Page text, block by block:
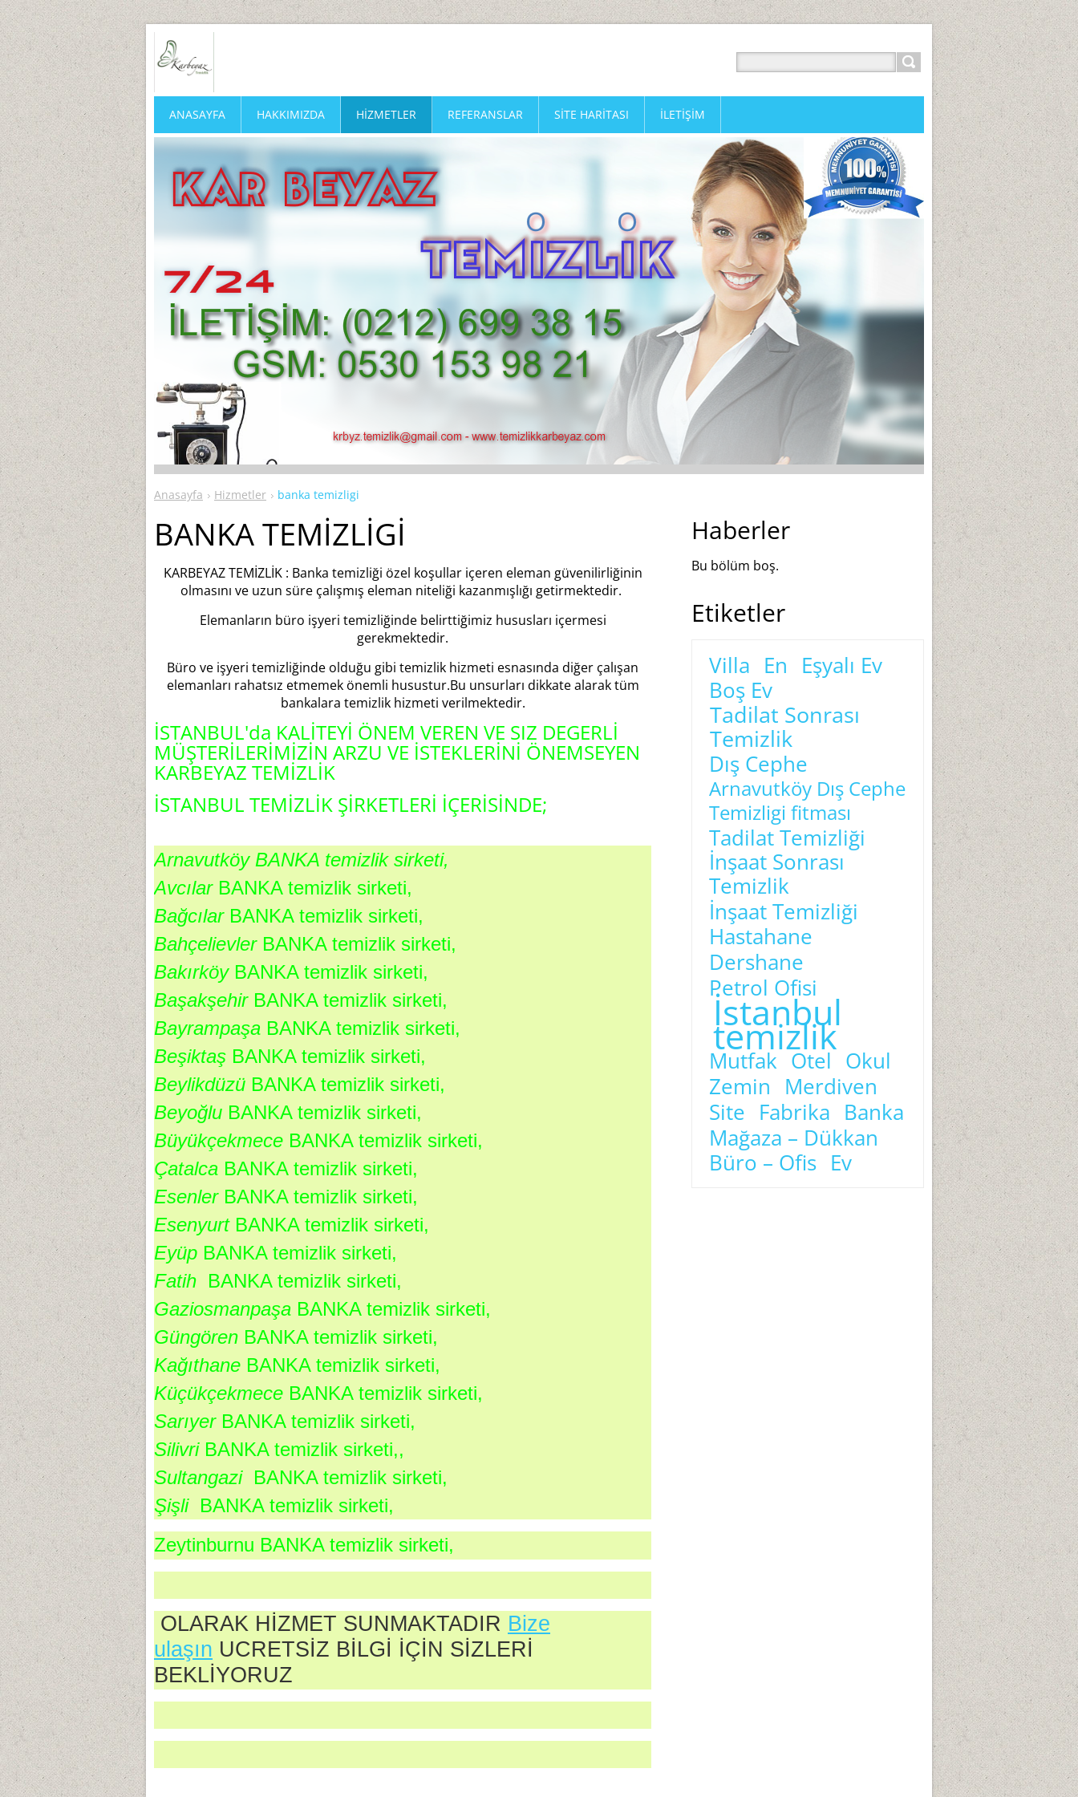
Anasayfa Hizmetler banka temizligi
BANKA TEMİZLİGİ
KARBEYAZ TEMİZLİK : Banka temizliği özel koşullar içeren eleman güvenilirliğinin
olmasını ve uzun süre çalışmış eleman niteliği kazanmışlığı getirmektedir.
Elemanların büro işyeri temizliğinde belirttiğimiz hususları içermesi
gerekmektedir.
Büro ve işyeri temizliğinde olduğu gibi temizlik hizmeti esnasında diğer çalışan
elemanları rahatsız etmemek önemli husustur.Bu unsurları dikkate alarak tüm
bankalara temizlik hizmeti verilmektedir.
İSTANBUL'da KALİTEYİ ÖNEM VEREN VE SIZ DEGERLİ
MÜŞTERİLERİMİZİN ARZU VE İSTEKLERİNİ ÖNEMSEYEN
KARBEYAZ TEMİZLİK
İSTANBUL TEMİZLİK ŞİRKETLERİ İÇERİSİNDE;
Arnavutköy BANKA temizlik sirketi,
Avcılar BANKA temizlik sirketi,
Bağcılar BANKA temizlik sirketi,
Bahçelievler BANKA temizlik sirketi,
Bakırköy BANKA temizlik sirketi,
Başakşehir BANKA temizlik sirketi,
Bayrampaşa BANKA temizlik sirketi,
Beşiktaş BANKA temizlik sirketi,
Beylikdüzü BANKA temizlik sirketi,
Beyoğlu BANKA temizlik sirketi,
Büyükçekmece BANKA temizlik sirketi,
Çatalca BANKA temizlik sirketi,
Esenler BANKA temizlik sirketi,
Esenyurt BANKA temizlik sirketi,
Eyüp BANKA temizlik sirketi,
Fatih BANKA temizlik sirketi,
Gaziosmanpaşa BANKA temizlik sirketi,
Güngören BANKA temizlik sirketi,
Kağıthane BANKA temizlik sirketi,
Küçükçekmece BANKA temizlik sirketi,
Sarıyer BANKA temizlik sirketi,
Silivri BANKA temizlik sirketi,,
Sultangazi BANKA temizlik sirketi,
Şişli BANKA temizlik sirketi,
Zeytinburnu BANKA temizlik sirketi,
OLARAK HİZMET SUNMAKTADIR Bize
ulaşın UCRETSİZ BİLGİ İÇİN SİZLERİ
BEKLİYORUZ
Haberler
Bu bölüm boş.
Etiketler
Villa En Eşyalı Ev
Boş Ev
Tadilat Sonrası
Temizlik
Dış Cephe
Arnavutköy Dış Cephe
Temizligi fitması
Tadilat Temizliği
İnşaat Sonrası
Temizlik
İnşaat Temizliği
Hastahane
Dershane
Petrol Ofisi
İstanbul
temizlik
Mutfak Otel Okul
Zemin Merdiven
Site Fabrika Banka
Mağaza – Dükkan
Büro – Ofis Ev
ANASAYFA HAKKIMIZDA HIZMETLER REFERANSLAR SİTE HARİTASI ILETIŞIM